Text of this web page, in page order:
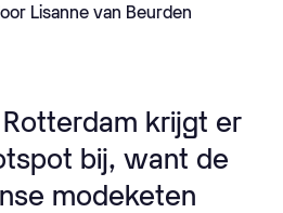
Lisanne van Beurden
krijgt er
bij, want de
modeketen